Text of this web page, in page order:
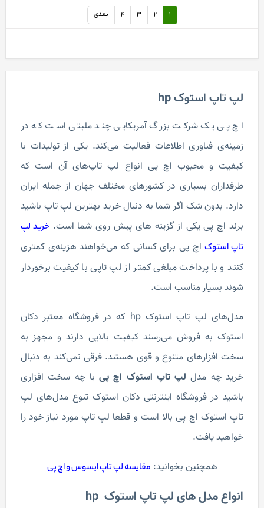
1
2
3
4 بعدی
لپ تاپ استوک hp
اچ پی یک شرکت بزرگ آمریکایی چند ملیتی است که در
زمینه‌ی فناوری اطلاعات فعالیت می‌کند. یکی از تولیدات با
کیفیت و محبوب اچ پی انواع لپ تاپ‌های آن است که
طرفداران بسیاری در کشورهای مختلف جهان از جمله ایران
دارد. بدون شک اگر شما به دنبال خرید بهترین لپ تاپ باشید
برند اچ پی یکی از گزینه ‎های پیش روی شما است.
خرید لپ
تاپ استوکاچ پی برای کسانی که می‌خواهند هزینه‌ی کمتری
کنند و با پرداخت مبلغی کمتر از لپ تاپی با کیفیت برخوردار
شوند بسیار مناسب است.
مدل‌های لپ تاپ استوک hp که در فروشگاه معتبر دکان
استوک به فروش می‌رسند کیفیت بالایی دارند و مجهز به
سخت افزار‌های متنوع و قوی هستند. فرقی نمی‌کند به دنبال
خرید چه مدل لپ تاپ استوک اچ پیبا چه سخت افزاری
باشید در فروشگاه اینترنتی دکان استوک تنوع مدل‌های لپ
تاپ استوک اچ پی بالا است و قطعا لپ تاپ مورد نیاز خود را
خواهید یافت.
همچنین بخوانید: مقایسه لپ تاپ ایسوس و اچ پی
انواع مدل های لپ تاپ استوک hp